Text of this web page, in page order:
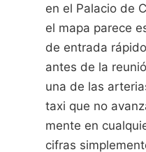
en el Palacio de
el mapa parece
de entrada
antes de la
una de las
taxi que no
mente en
cifras